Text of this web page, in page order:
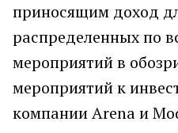
приносящим доход
распределенных по
мероприятий в
мероприятий к
компании Arena и